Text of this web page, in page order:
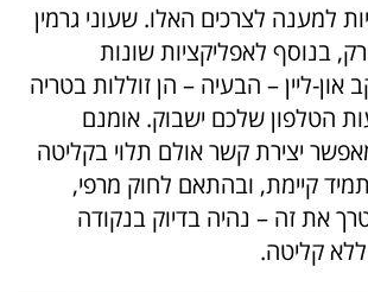
למענה לצרכים האלו. שעוני גרמין
בנוסף לאפליקציות שונות
ליין – הבעיה – הן זוללות בטריה
הטלפון שלכם ישבוק. אומנם
יצירת קשר אולם תלוי בקליטה
קיימת, ובהתאם לחוק מרפי,
את זה – נהיה בדיוק בנקודה
קליטה.